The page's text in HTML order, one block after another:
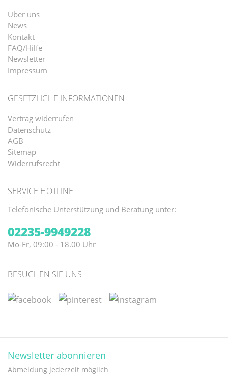
Über uns
News
Kontakt
FAQ/Hilfe
Newsletter
Impressum
GESETZLICHE INFORMATIONEN
Vertrag widerrufen
Datenschutz
AGB
Sitemap
Widerrufsrecht
SERVICE HOTLINE
Telefonische Unterstützung und Beratung unter:
02235-9949228
Mo-Fr, 09:00 - 18.00 Uhr
BESUCHEN SIE UNS
Newsletter abonnieren
Abmeldung jederzeit möglich